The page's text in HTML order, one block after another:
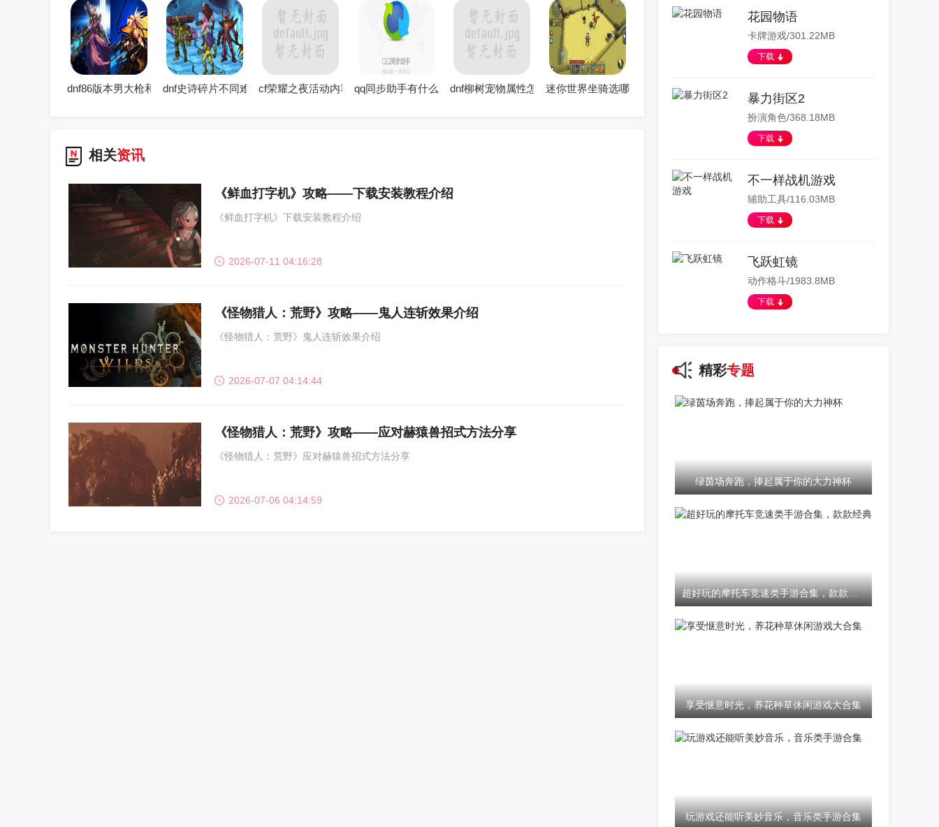
dnf86版本男大枪和女大枪哪个好玩 男女大枪哪个厉害
dnf史诗碎片不同难度深渊掉落测试 噩梦级深渊掉几个SS碎片
cf荣耀之夜活动内容 cf决战之日荣耀之夜活动网址
qq同步助手有什么功能dnf柳树宠物属性怎么样 柳树宠物升级流程及最终形态介绍
迷你世界坐骑选哪个好 迷你世界坐骑装备获得方法
相关资讯
《鲜血打字机》攻略——下载安装教程介绍
《鲜血打字机》下载安装教程介绍
2026-07-11 04:16:28
《怪物猎人：荒野》攻略——鬼人连斩效果介绍
《怪物猎人：荒野》鬼人连斩效果介绍
2026-07-07 04:14:44
《怪物猎人：荒野》攻略——应对赫猿兽招式方法分享
《怪物猎人：荒野》应对赫猿兽招式方法分享
2026-07-06 04:14:59
花园物语
卡牌游戏/301.22MB
下载
暴力街区2
扮演角色/368.18MB
下载
不一样战机游戏
辅助工具/116.03MB
下载
飞跃虹镜
动作格斗/1983.8MB
下载
精彩专题
绿茵场奔跑，捧起属于你的大力神杯
超好玩的摩托车竞速类手游合集，款款经典
享受惬意时光，养花种草休闲游戏大合集
玩游戏还能听美妙音乐，音乐类手游合集